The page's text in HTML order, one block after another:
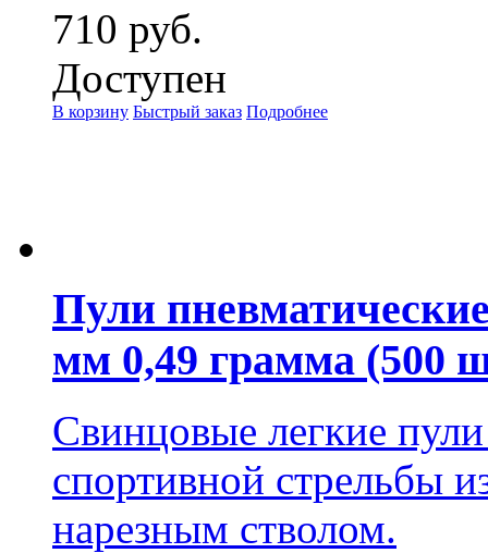
710 руб.
Доступен
В корзину Быстрый заказ Подробнее
Пули
мм 0,49 грамма (500
Свинцовые легкие
спортивной стрельбы
нарезным стволом.